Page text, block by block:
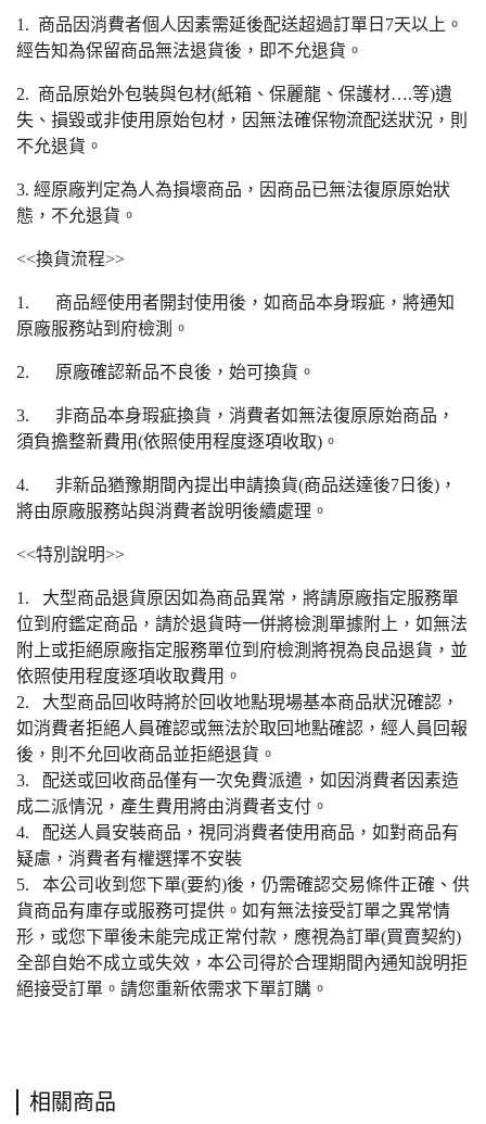
1. 商品因消費者個人因素需延後配送超過訂單日7天以上。
經告知為保留商品無法退貨後，即不允退貨。
2. 商品原始外包裝與包材(紙箱、保麗龍、保護材….等)遺
失、損毀或非使用原始包材，因無法確保物流配送狀況，則
不允退貨。
3. 經原廠判定為人為損壞商品，因商品已無法復原原始狀
態，不允退貨。
<<換貨流程>>
1. 商品經使用者開封使用後，如商品本身瑕疵，將通知
原廠服務站到府檢測。
2. 原廠確認新品不良後，始可換貨。
3. 非商品本身瑕疵換貨，消費者如無法復原原始商品，
須負擔整新費用(依照使用程度逐項收取)。
4. 非新品猶豫期間內提出申請換貨(商品送達後7日後)，
將由原廠服務站與消費者說明後續處理。
<<特別說明>>
1. 大型商品退貨原因如為商品異常，將請原廠指定服務單
位到府鑑定商品，請於退貨時一併將檢測單據附上，如無法
附上或拒絕原廠指定服務單位到府檢測將視為良品退貨，並
依照使用程度逐項收取費用。
2. 大型商品回收時將於回收地點現場基本商品狀況確認，
如消費者拒絕人員確認或無法於取回地點確認，經人員回報
後，則不允回收商品並拒絕退貨。
3. 配送或回收商品僅有一次免費派遣，如因消費者因素造
成二派情況，產生費用將由消費者支付。
4. 配送人員安裝商品，視同消費者使用商品，如對商品有
疑慮，消費者有權選擇不安裝
5. 本公司收到您下單(要約)後，仍需確認交易條件正確、供
貨商品有庫存或服務可提供。如有無法接受訂單之異常情
形，或您下單後未能完成正常付款，應視為訂單(買賣契約)
全部自始不成立或失效，本公司得於合理期間內通知說明拒
絕接受訂單。請您重新依需求下單訂購。
相關商品